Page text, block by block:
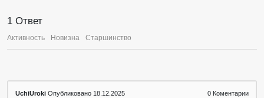
1 Ответ
Активность Новизна Старшинство
UchiUroki Опубликовано 18.12.2025 0 Коментарии